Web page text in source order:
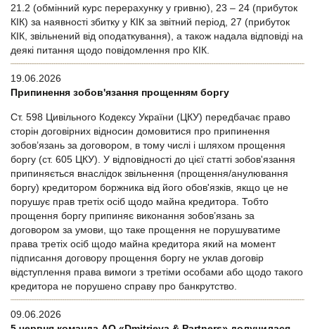
21.2 (обмінний курс перерахунку у гривню), 23 – 24 (прибуток
КІК) за наявності збитку у КІК за звітний період, 27 (прибуток
КІК, звільнений від оподаткування), а також надала відповіді на
деякі питання щодо повідомлення про КІК.
19.06.2026
Припинення зобов'язання прощенням боргу
Ст. 598 Цивільного Кодексу України (ЦКУ) передбачає право
сторін договірних відносин домовитися про припинення
зобов’язань за договором, в тому числі і шляхом прощення
боргу (ст. 605 ЦКУ). У відповідності до цієї статті зобов'язання
припиняється внаслідок звільнення (прощення/анулювання
боргу) кредитором боржника від його обов'язків, якщо це не
порушує прав третіх осіб щодо майна кредитора. Тобто
прощення боргу припиняє виконання зобов’язань за
договором за умови, що таке прощення не порушуватиме
права третіх осіб щодо майна кредитора який на момент
підписання договору прощення боргу не уклав договір
відступлення права вимоги з третіми особами або щодо такого
кредитора не порушено справу про банкрутство.
09.06.2026